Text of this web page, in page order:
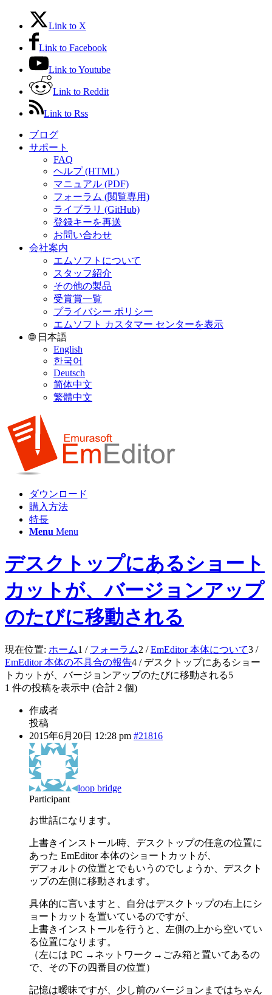
Link to X
Link to Facebook
Link to Youtube
Link to Reddit
Link to Rss
ブログ
サポート
FAQ
ヘルプ (HTML)
マニュアル (PDF)
フォーラム (閲覧専用)
ライブラリ (GitHub)
登録キーを再送
お問い合わせ
会社案内
エムソフトについて
スタッフ紹介
その他の製品
受賞賞一覧
プライバシー ポリシー
エムソフト カスタマー センターを表示
🌐 日本語
English
한국어
Deutsch
简体中文
繁體中文
ダウンロード
購入方法
特長
Menu Menu
デスクトップにあるショート
カットが、バージョンアップ
のたびに移動される
現在位置: ホーム1 / フォーラム2 / EmEditor 本体について3 /
EmEditor 本体の不具合の報告4 / デスクトップにあるショー
トカットが、バージョンアップのたびに移動される5
1 件の投稿を表示中 (合計 2 個)
作成者
投稿
2015年6月20日 12:28 pm #21816
loop bridge
Participant
お世話になります。
上書きインストール時、デスクトップの任意の位置に
あった EmEditor 本体のショートカットが、
デフォルトの位置とでもいうのでしょうか、デスクト
ップの左側に移動されます。
具体的に言いますと、自分はデスクトップの右上にシ
ョートカットを置いているのですが、
上書きインストールを行うと、左側の上から空いてい
る位置になります。
（左には PC →ネットワーク→ごみ箱と置いてあるの
で、その下の四番目の位置）
記憶は曖昧ですが、少し前のバージョンまではちゃん